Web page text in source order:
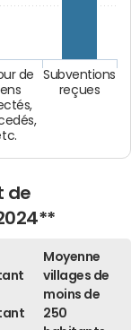
de
Subventions
reçues
de
Moyenne
villages de
moins de
250